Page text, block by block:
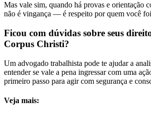
Mas vale sim, quando há provas e orientação
não é vingança — é respeito por quem você
Ficou com dúvidas sobre seus
Corpus Christi?
Um advogado trabalhista pode te ajudar a
entender se vale a pena ingressar com uma
primeiro passo para agir com segurança e
Veja mais: